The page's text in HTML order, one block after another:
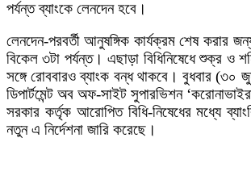
পর্যন্ত ব্যাংকে লেনদেন হবে।
লেনদেন-পরবর্তী আনুষঙ্গিক কার্যক্রম শেষ করার
বিকেল ৩টা পর্যন্ত। এছাড়া বিধিনিষেধে শুক্র ও
সঙ্গে রোববারও ব্যাংক বন্ধ থাকবে। বুধবার (৩০
ডিপার্টমেন্ট অব অফ-সাইট সুপারভিশন
সরকার কর্তৃক আরোপিত বিধি-নিষেধের মধ্যে
নতুন এ নির্দেশনা জারি করেছে।